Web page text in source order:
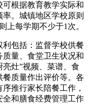
可根据教育教学实际和
。城镇地区学校原则
上每学期不少于1次。
包括：监督学校供餐
量、食堂卫生状况和
灶”视频、菜谱、食
质量作出评价等。各
推行家长陪餐工作，
和膳食经费管理工作